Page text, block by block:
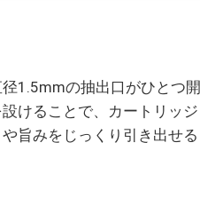
1.5mmの抽出口がひとつ開
けることで、カートリッジ
旨みをじっくり引き出せる